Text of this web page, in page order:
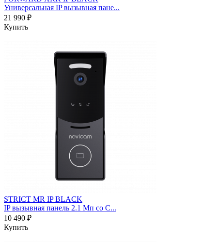
Универсальная IP вызывная пане...
21 990 ₽
Купить
STRICT MR IP BLACK
IP вызывная панель 2.1 Мп со С...
10 490 ₽
Купить